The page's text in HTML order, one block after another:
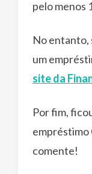
pelo menos
No entanto,
um
site da
Por fim,
empréstimo
comente!